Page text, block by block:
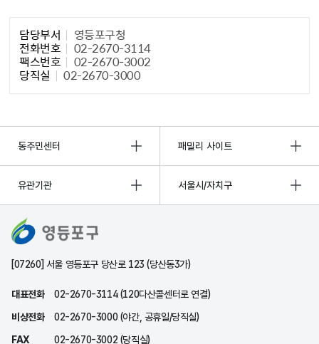
담당부서 영등포구청
전화번호 02-2670-3114
팩스번호 02-2670-3002
당직실 02-2670-3000
동주민센터 패밀리 사이트
유관기관 서울시/자치구
[07260] 서울 영등포구 당산로 123 (당산동3가)
대표전화
02-2670-3114 (120다산콜센터로 연결)
비상전화
02-2670-3000 (야간, 공휴일/당직실)
FAX
02-2670-3002 (당직실)